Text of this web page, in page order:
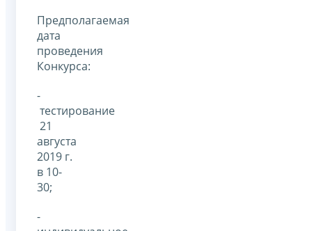
Предполагаемая
дата
проведения
Конкурса:
-
тестирование
21
августа
2019 г.
в 10-
30;
-